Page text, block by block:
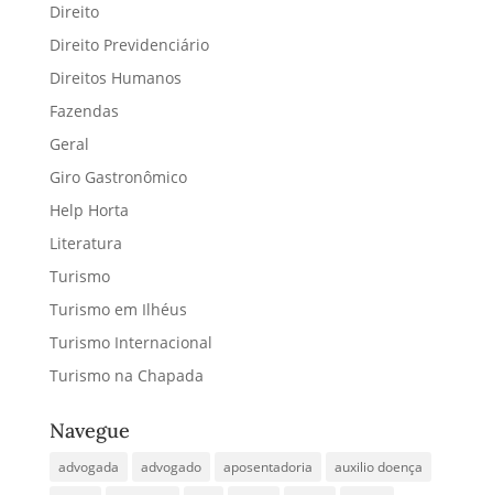
Direito
Direito Previdenciário
Direitos Humanos
Fazendas
Geral
Giro Gastronômico
Help Horta
Literatura
Turismo
Turismo em Ilhéus
Turismo Internacional
Turismo na Chapada
Navegue
advogada advogado aposentadoria
auxilio doença